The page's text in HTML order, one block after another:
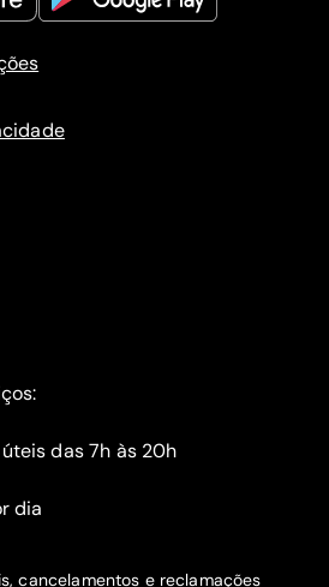
das 7h às 20h
dia
cancelamentos e reclamações